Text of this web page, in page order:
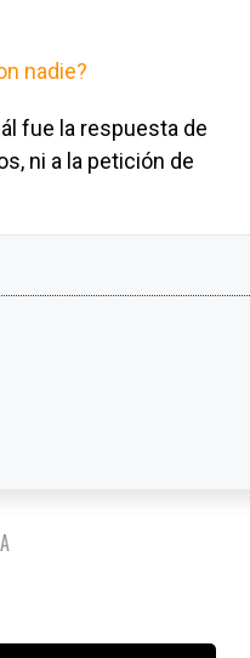
nadie?
fue la respuesta de
ni a la petición de